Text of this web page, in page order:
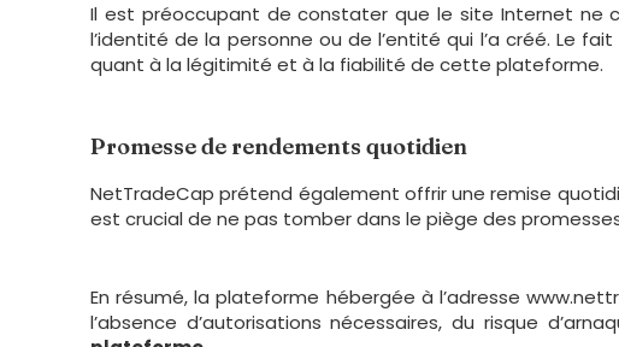
Il est préoccupant de constater que le site Internet ne
l’identité de la personne ou de l’entité qui l’a créé. Le
quant à la légitimité et à la fiabilité de cette plateforme.
Promesse de rendements quotidien
NetTradeCap prétend également offrir une remise
est crucial de ne pas tomber dans le piège des
En résumé, la plateforme hébergée à l’adresse
l’absence d’autorisations nécessaires, du risque